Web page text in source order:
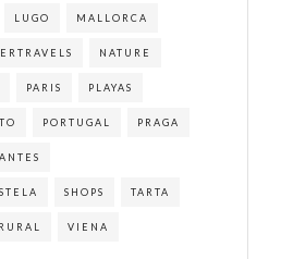
LUGO MALLORCA
NATURE
PARIS PLAYAS
PORTUGAL PRAGA
SHOPS TARTA
VIENA